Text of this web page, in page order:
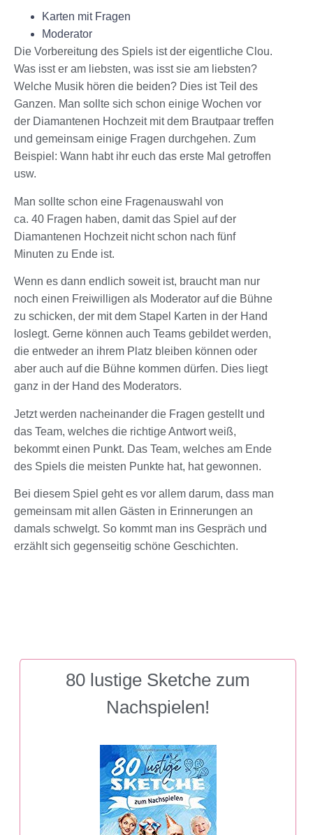
Karten mit Fragen
Moderator
Die Vorbereitung des Spiels ist der eigentliche Clou.
Was isst er am liebsten, was isst sie am liebsten?
Welche Musik hören die beiden? Dies ist Teil des
Ganzen. Man sollte sich schon einige Wochen vor
der Diamantenen Hochzeit mit dem Brautpaar treffen
und gemeinsam einige Fragen durchgehen. Zum
Beispiel: Wann habt ihr euch das erste Mal getroffen
usw.
Man sollte schon eine Fragenauswahl von
ca. 40 Fragen haben, damit das Spiel auf der
Diamantenen Hochzeit nicht schon nach fünf
Minuten zu Ende ist.
Wenn es dann endlich soweit ist, braucht man nur
noch einen Freiwilligen als Moderator auf die Bühne
zu schicken, der mit dem Stapel Karten in der Hand
loslegt. Gerne können auch Teams gebildet werden,
die entweder an ihrem Platz bleiben können oder
aber auch auf die Bühne kommen dürfen. Dies liegt
ganz in der Hand des Moderators.
Jetzt werden nacheinander die Fragen gestellt und
das Team, welches die richtige Antwort weiß,
bekommt einen Punkt. Das Team, welches am Ende
des Spiels die meisten Punkte hat, hat gewonnen.
Bei diesem Spiel geht es vor allem darum, dass man
gemeinsam mit allen Gästen in Erinnerungen an
damals schwelgt. So kommt man ins Gespräch und
erzählt sich gegenseitig schöne Geschichten.
80 lustige Sketche zum
Nachspielen!